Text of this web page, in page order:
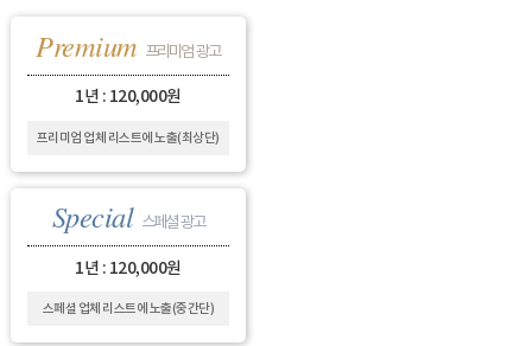
Premium 프리미엄 광고
1년 : 120,000원
프리미엄 업체 리스트에 노출(최상단)
Special 스페셜 광고
1년 : 120,000원
스페셜 업체 리스트에 노출(중간단)